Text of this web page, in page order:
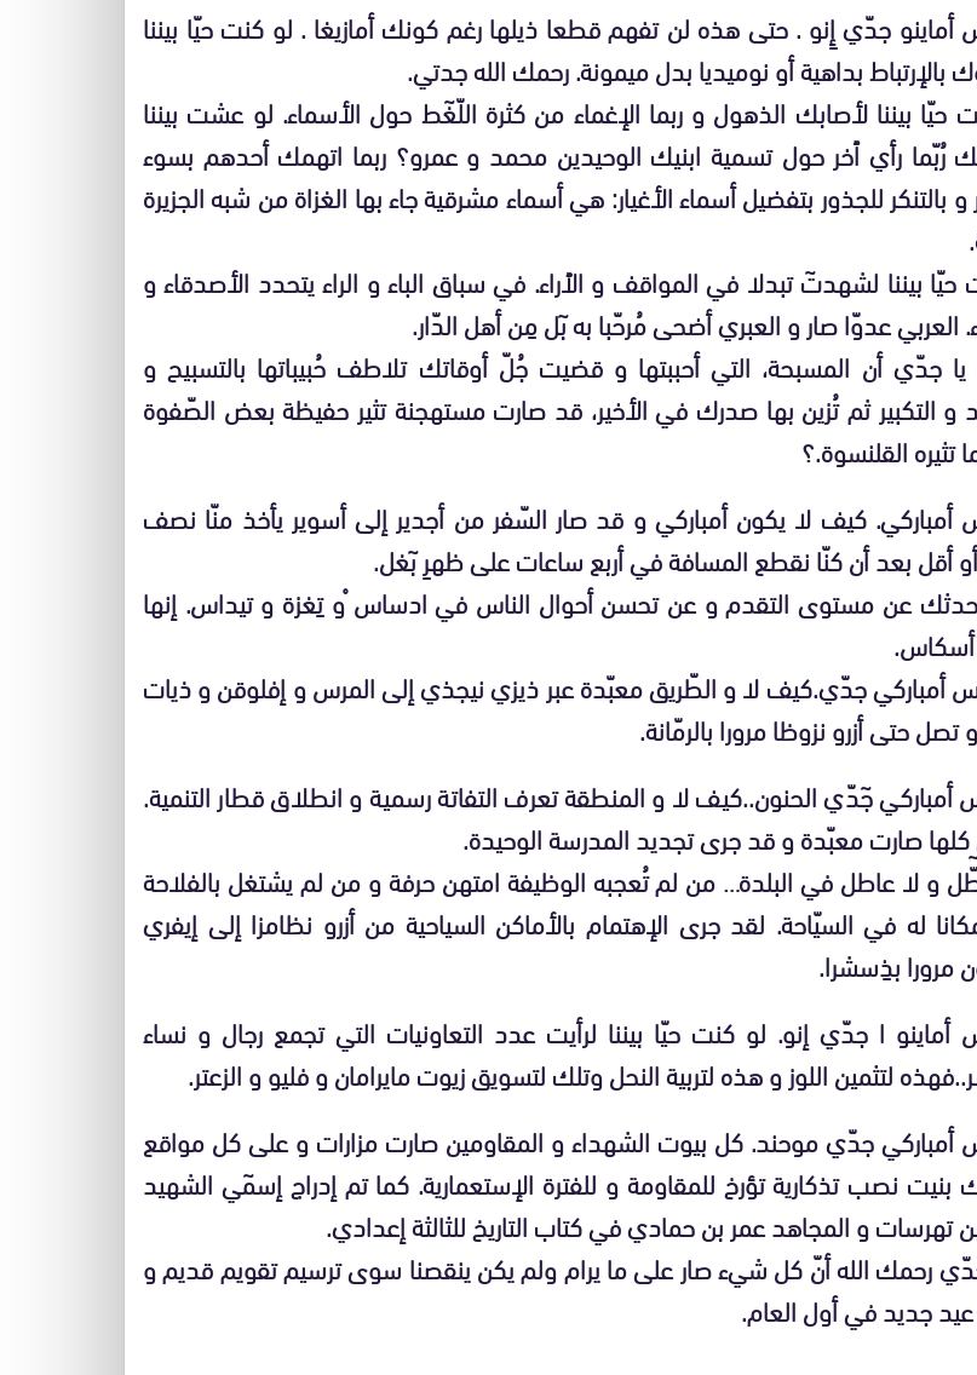
جدّي إِنو . حتى هذه لن تفهم قطعا ذيلها رغم كونك أمازيغا . لو كنت حيّا بيننا
بالإرتباط بداهية أو نوميديا بدل ميمونة. رحمك الله جدتي.
حيّا بيننا لأصابك الذهول و ربما الإغماء من كثرة اللّغٓط حول الأسماء. لو عشت بيننا
رُبّما رأي ٱخر حول تسمية ابنيك الوحيدين محمد و عمرو؟ ربما اتهمك أحدهم بسوء
و بالتنكر للجذور بتفضيل أسماء الأغيار: هي أسماء مشرقية جاء بها الغزاة من شبه الجزيرة
بيننا لشهدتٓ تبدلا في المواقف و الٱراء. في سباق الباء و الراء يتحدد الأصدقاء و
العربي عدوّا صار و العبري أضحى مُرحّبا به بٓل مِن أهل الدّار.
جدّي أن المسبحة، التي أحببتها و قضيت جُلّ أوقاتك تلاطف حُبيباتها بالتسبيح و
و التكبير ثم تُزين بها صدرك في الأخير، قد صارت مستهجنة تثير حفيظة بعض الصّفوة
تثيره القلنسوة.؟
كيف لا يكون أمباركي و قد صار السّفر من أجدير إلى أسوير يأخذ منّا نصف
أقل بعد أن كنّا نقطع المسافة في أربع ساعات على ظهرِ بٓغل.
عن مستوى التقدم و عن تحسن أحوال الناس في ادساس ْو تِغزة و تيداس. إنها
أسكاس.
جدّي.كيف لا و الطّريق معبّدة عبر ذيزي نيجذي إلى المرس و إفلوقن و ذيات
تصل حتى أزرو نزوظا مرورا بالرمّانة.
جٓدّي الحنون..كيف لا و المنطقة تعرف التفاتة رسمية و انطلاق قطار التنمية.
صارت معبّدة و قد جرى تجديد المدرسة الوحيدة.
و لا عاطل في البلدة… من لم تُعجبه الوظيفة امتهن حرفة و من لم يشتغل بالفلاحة
له في السيّاحة. لقد جرى الإهتمام بالأماكن السياحية من أزرو نظامزا إلى إيفري
مرورا بذِسشرا.
ا جدّي إنو. لو كنت حيّا بيننا لرأيت عدد التعاونيات التي تجمع رجال و نساء
لتثمين اللوز و هذه لتربية النحل وتلك لتسويق زيوت مايرامان و فليو و الزعتر.
جدّي موحند. كل بيوت الشهداء و المقاومين صارت مزارات و على كل مواقع
بنيت نصب تذكارية تؤرخ للمقاومة و للفترة الإستعمارية. كما تم إدراج إسمٓي الشهيد
تهرسات و المجاهد عمر بن حمادي في كتاب التاريخ للثالثة إعدادي.
رحمك الله أنّ كل شيء صار على ما يرام ولم يكن ينقصنا سوى ترسيم تقويم قديم و
جديد في أول العام.